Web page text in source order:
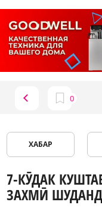
ХАБАР
7-КӮДАК
ЗАХМӢ ШУДАНД